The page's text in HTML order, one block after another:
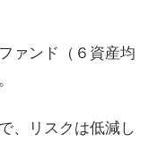
ァンド（６資産均
、リスクは低減し